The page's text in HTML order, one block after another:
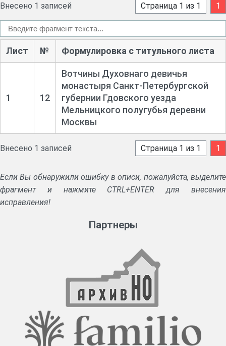
Внесено 1 записей Страница 1 из 1 1
Лист № Формулировка с титульного листа
1 12
Вотчины Духовнаго девичья
монастыря Санкт-Петербургской
губернии Гдовского уезда
Мельницкого полугубья деревни
Москвы
Внесено 1 записей Страница 1 из 1 1
Если Вы обнаружили ошибку в описи, пожалуйста, выделите
фрагмент и нажмите CTRL+ENTER для внесения
исправления!
Партнеры